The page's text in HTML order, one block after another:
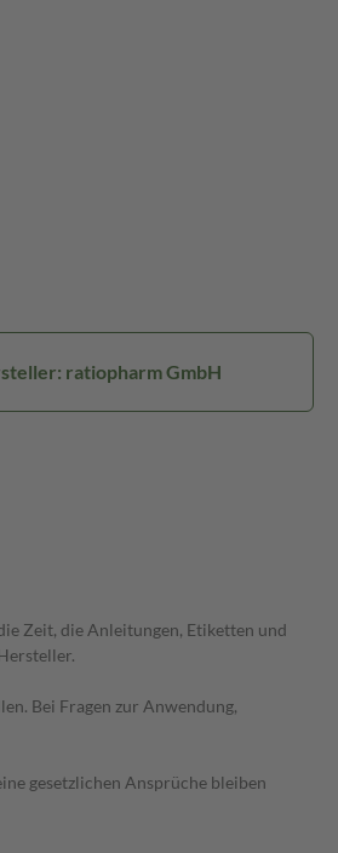
ratiopharm GmbH
Zeit, die Anleitungen, Etiketten und
Bei Fragen zur Anwendung,
gesetzlichen Ansprüche bleiben